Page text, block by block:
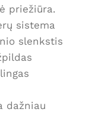
priežiūra.
sistema
slenkstis
dažniau